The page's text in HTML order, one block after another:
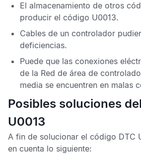
El almacenamiento de otros
producir el código U0013.
Cables de un controlador
deficiencias.
Puede que las conexiones
de la Red de área de
media se encuentren en malas
Posibles soluciones
U0013
A fin de solucionar el código DTC
en cuenta lo siguiente: